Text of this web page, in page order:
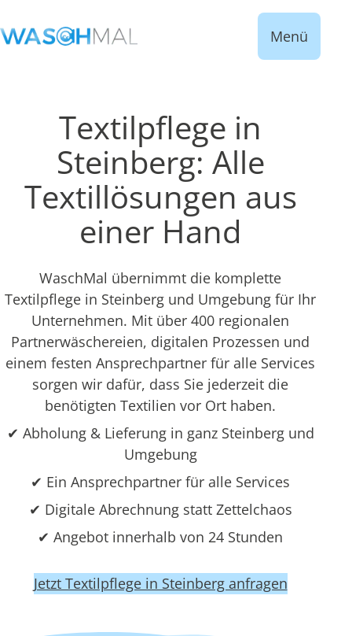
Menü
Textilpflege in
Steinberg: Alle
Textillösungen aus
einer Hand
WaschMal übernimmt die komplette
Textilpflege in Steinberg und Umgebung für Ihr
Unternehmen. Mit über 400 regionalen
Partnerwäschereien, digitalen Prozessen und
einem festen Ansprechpartner für alle Services
sorgen wir dafür, dass Sie jederzeit die
benötigten Textilien vor Ort haben.
✔ Abholung & Lieferung in ganz Steinberg und
Umgebung
✔ Ein Ansprechpartner für alle Services
✔ Digitale Abrechnung statt Zettelchaos
✔ Angebot innerhalb von 24 Stunden
Jetzt Textilpflege in Steinberg anfragen